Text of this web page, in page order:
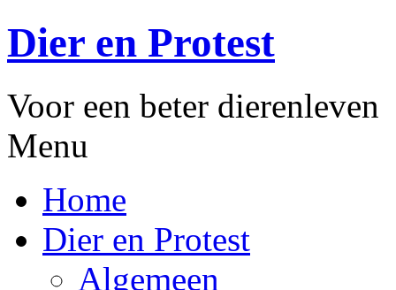
Dier en Protest
Voor een beter dierenleven
Menu
Home
Dier en Protest
Algemeen